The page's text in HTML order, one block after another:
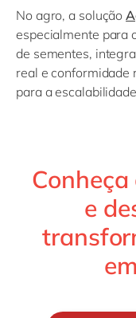
No agro, a solução
especialmente para
de sementes,
real e conformidade
para a
Conheça
e